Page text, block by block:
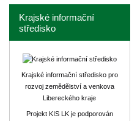
Krajské informační
středisko
Krajské informační středisko pro
rozvoj zemědělství a venkova
Libereckého kraje
Projekt KIS LK je podporován